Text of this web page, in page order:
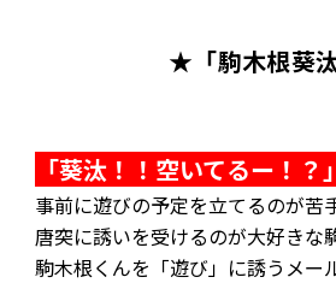
★「駒木根葵
「葵汰！！空いてるー！？」
事前に遊びの予定を立てるのが苦
唐突に誘いを受けるのが大好き
駒木根くんを「遊び」に誘うメー